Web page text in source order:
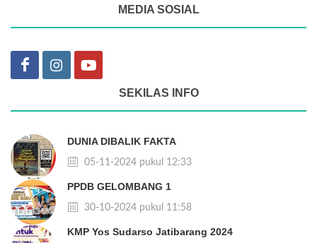
MEDIA SOSIAL
SEKILAS INFO
DUNIA DIBALIK FAKTA
05-11-2024 pukul 12:33
PPDB GELOMBANG 1
30-10-2024 pukul 11:58
KMP Yos Sudarso Jatibarang 2024